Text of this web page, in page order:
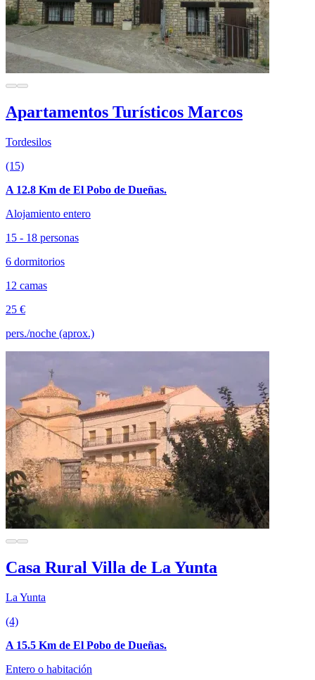
Apartamentos Turísticos Marcos
Tordesilos
(15)
A 12.8 Km de El Pobo de Dueñas.
Alojamiento entero
15 - 18 personas
6 dormitorios
12 camas
25 €
pers./noche (aprox.)
Casa Rural Villa de La Yunta
La Yunta
(4)
A 15.5 Km de El Pobo de Dueñas.
Entero o habitación